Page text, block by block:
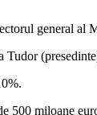
general
miloane